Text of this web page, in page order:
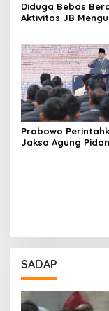
Diduga Bebas
Aktivitas JB
Warga
Prabowo
Jaksa Agung
SADAP